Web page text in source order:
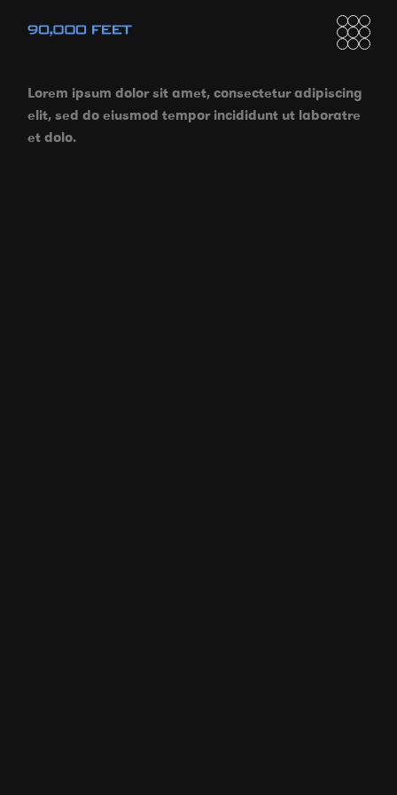
Lorem ipsum dolor sit amet, consectetur adipiscing
elit, sed do eiusmod tempor incididunt ut laboratre
et dolo.